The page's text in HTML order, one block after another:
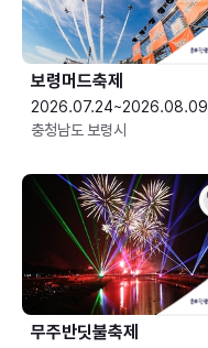
보령머드축제
2026.07.24~2026.08.09
충청남도 보령시
무주반딧불축제